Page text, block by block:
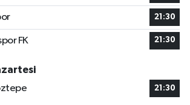
21:30
FK 21:30
21:30